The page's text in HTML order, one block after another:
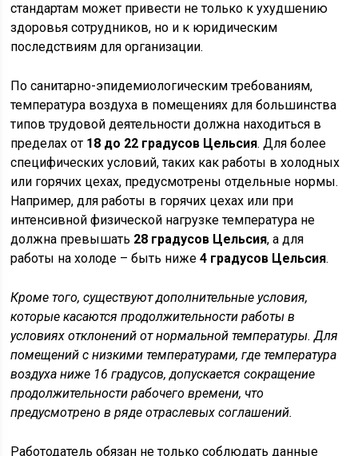
стандартам может привести не только к ухудшению
здоровья сотрудников, но и к юридическим
последствиям для организации.
По санитарно-эпидемиологическим требованиям,
температура воздуха в помещениях для большинства
типов трудовой деятельности должна находиться в
пределах от 18 до 22 градусов Цельсия. Для более
специфических условий, таких как работы в холодных
или горячих цехах, предусмотрены отдельные нормы.
Например, для работы в горячих цехах или при
интенсивной физической нагрузке температура не
должна превышать 28 градусов Цельсия, а для
работы на холоде – быть ниже4 градусов Цельсия.
Кроме того, существуют дополнительные условия,
которые касаются продолжительности работы в
условиях отклонений от нормальной температуры. Для
помещений с низкими температурами, где температура
воздуха ниже 16 градусов, допускается сокращение
продолжительности рабочего времени, что
предусмотрено в ряде отраслевых соглашений.
Работодатель обязан не только соблюдать данные